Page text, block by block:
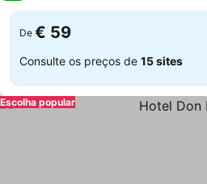
De € 59
Consulte os preços de 15 sites
Escolha popular